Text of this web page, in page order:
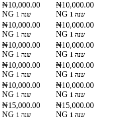
₦10,000.00
NG
1 שנה
₦10,000.00
NG
1 שנה
₦10,000.00
NG
1 שנה
₦10,000.00
NG
1 שנה
₦10,000.00
NG
1 שנה
₦10,000.00
NG
1 שנה
₦10,000.00
NG
1 שנה
₦10,000.00
NG
1 שנה
₦10,000.00
NG
1 שנה
₦10,000.00
NG
1 שנה
₦15,000.00
NG
1 שנה
₦15,000.00
NG
1 שנה